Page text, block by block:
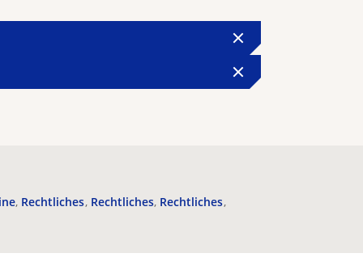
Rechtliches Rechtliches Rechtliches